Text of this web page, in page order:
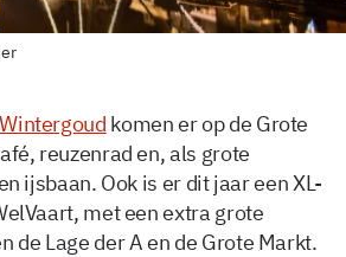
Wintergoud komen er op de Grote
reuzenrad en, als grote
ijsbaan. Ook is er dit jaar een XL-
met een extra grote
de Lage der A en de Grote Markt.